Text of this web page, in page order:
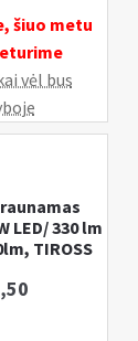
šiuo metu
vėl bus
LED/ 330 lm
TIROSS